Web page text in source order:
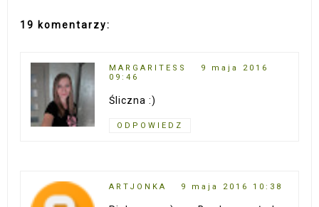
19 komentarzy:
MARGARITESS
9 maja 2016
09:46
Śliczna :)
ODPOWIEDZ
ARTJONKA 9 maja 2016 10:38